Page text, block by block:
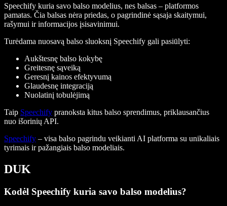
Speechify kuria savo balso modelius, nes balsas – platformos
pamatas. Čia balsas nėra priedas, o pagrindinė sąsaja skaitymui,
rašymui ir informacijos įsisavinimui.
Turėdama nuosavą balso sluoksnį Speechify gali pasiūlyti:
Aukštesnę balso kokybę
Greitesnę sąveiką
Geresnį kainos efektyvumą
Glaudesnę integraciją
Nuolatinį tobulėjimą
Taip Speechify pranoksta kitus balso sprendimus, priklausančius
nuo išorinių API.
Speechify – visa balso pagrindu veikianti AI platforma su unikaliais
tyrimais ir pažangiais balso modeliais.
DUK
Kodėl Speechify kuria savo balso modelius?